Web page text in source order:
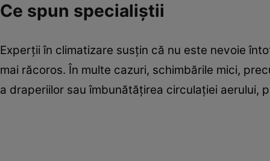
Ce spun specialiștii
Experții în climatizare susțin că nu este nevoie
mai răcoros. În multe cazuri, schimbările mici,
a draperiilor sau îmbunătățirea circulației aerului,